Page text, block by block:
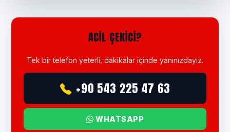
ACIL ÇEKICI?
Tek bir telefon yeterli, dakikalar içinde yanınızdayız.
+90 543 225 47 63
WHATSAPP